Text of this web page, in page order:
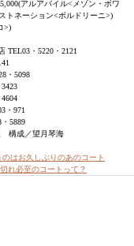
アルアバイル<メゾン・ボワ
トネーション<ボルドリーニ>)
>)
TEL03・5220・2121
・5098
・971
5889
構成／望月琴海
はお久しぶりのあのコート
れ必至のコートって？